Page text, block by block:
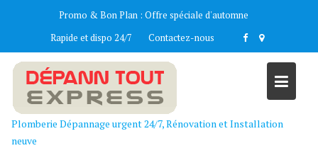
Promo & Bon Plan : Offre spéciale d'automne
Rapide et dispo 24/7
Contactez-nous
Plomberie Dépannage urgent 24/7, Rénovation et Installation
neuve